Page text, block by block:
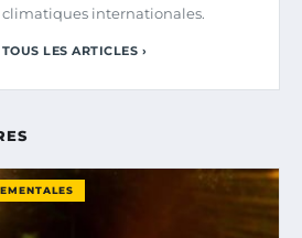
internationales.
LES ARTICLES ›